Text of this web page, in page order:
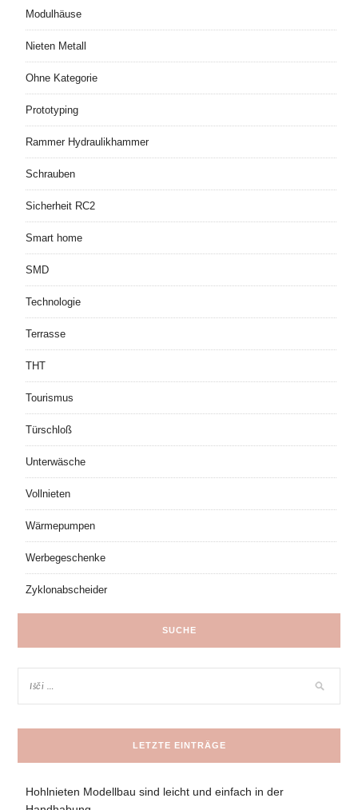
Modulhäuse
Nieten Metall
Ohne Kategorie
Prototyping
Rammer Hydraulikhammer
Schrauben
Sicherheit RC2
Smart home
SMD
Technologie
Terrasse
THT
Tourismus
Türschloß
Unterwäsche
Vollnieten
Wärmepumpen
Werbegeschenke
Zyklonabscheider
SUCHE
LETZTE EINTRÄGE
Hohlnieten Modellbau sind leicht und einfach in der